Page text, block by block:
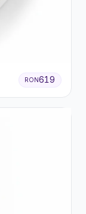
RON619